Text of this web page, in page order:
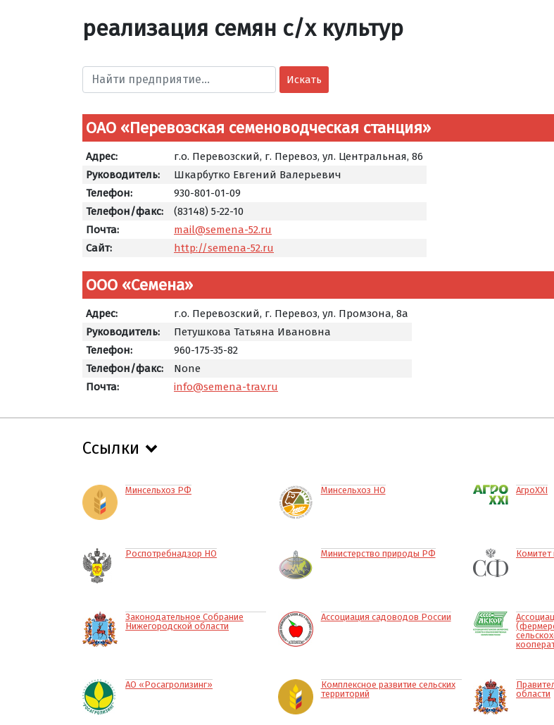
реализация семян с/х культур
Искать
ОАО «Перевозская семеноводческая станция»
Адрес:
г.о. Перевозский, г. Перевоз, ул. Центральная, 86
Руководитель:
Шкарбутко Евгений Валерьевич
Телефон:
930-801-01-09
Телефон/факс:
(83148) 5-22-10
Почта:
mail@semena-52.ru
Сайт:
http://semena-52.ru
ООО «Семена»
Адрес:
г.о. Перевозский, г. Перевоз, ул. Промзона, 8а
Руководитель:
Петушкова Татьяна Ивановна
Телефон:
960-175-35-82
Телефон/факс:
None
Почта:
info@semena-trav.ru
Ссылки
Минсельхоз РФ Минсельхоз НО АгроXXI
Роспотребнадзор НО Министерство природы РФ
Законодательное Собрание
Нижегородской области
Ассоциация садоводов России
АО «Росагролизинг»
Комплексное развитие сельских
территорий
области